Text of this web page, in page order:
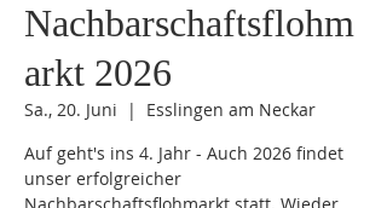
Nachbarschaftsflohm
arkt 2026
Sa., 20. Juni
  |
Esslingen am Neckar
Auf geht's ins 4. Jahr - Auch 2026 findet
unser erfolgreicher